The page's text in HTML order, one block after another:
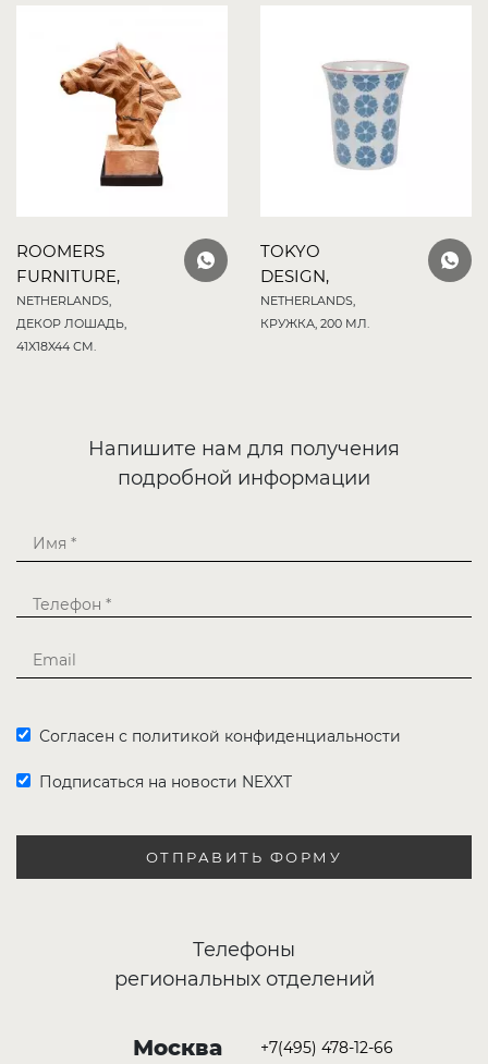
ROOMERS
FURNITURE,
NETHERLANDS,
ДЕКОР ЛОШАДЬ,
41X18X44 СМ.
TOKYO
DESIGN,
NETHERLANDS,
КРУЖКА, 200 МЛ.
Напишите нам для получения
подробной информации
Согласен с политикой конфиденциальности
Подписаться на новости NEXXT
ОТПРАВИТЬ ФОРМУ
Телефоны
региональных отделений
Москва +7(495) 478-12-66